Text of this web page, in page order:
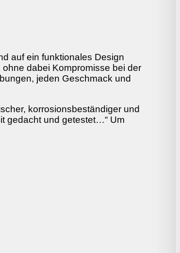
auf ein funktionales Design
dabei Kompromisse bei der
jeden Geschmack und
korrosionsbeständiger und
gedacht und getestet…“ Um